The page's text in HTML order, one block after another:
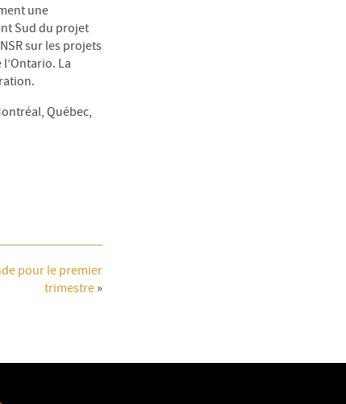
une
Sud du projet
sur les projets
La
Québec,
pour le premier
trimestre »